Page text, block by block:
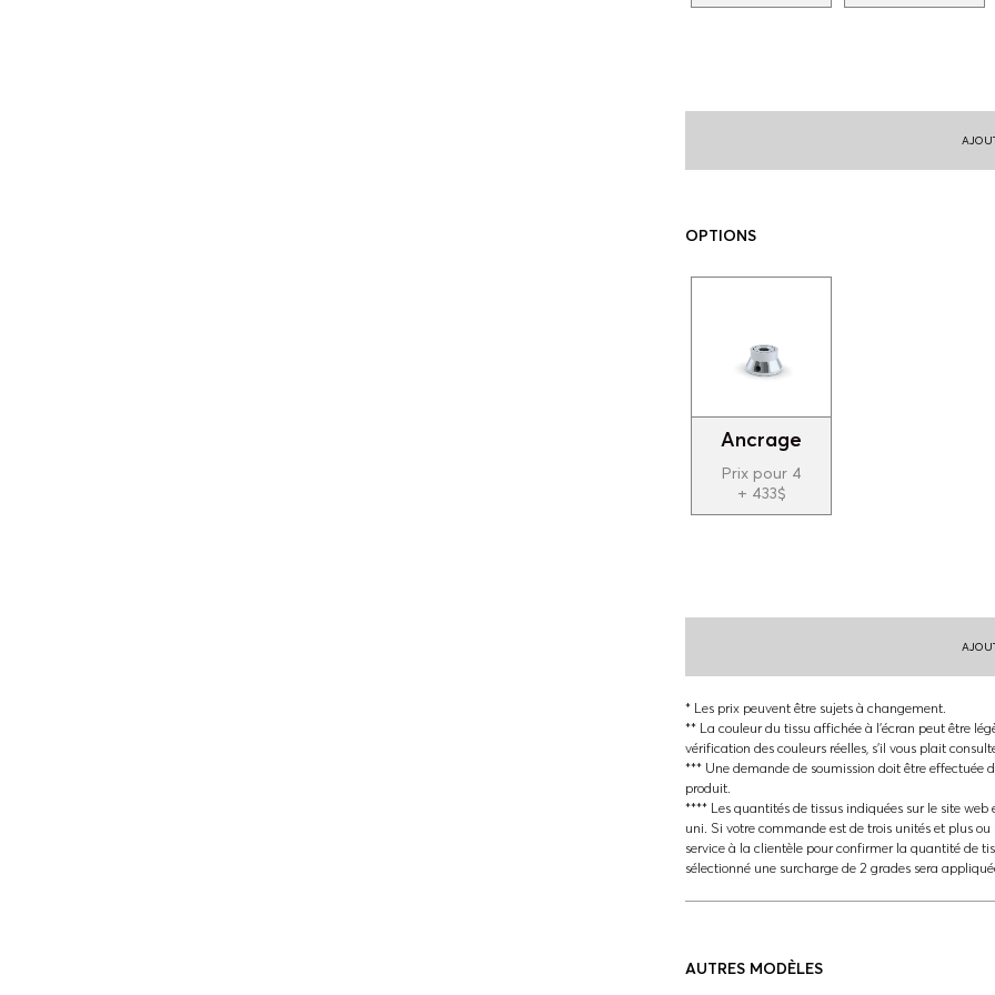
OPTIONS
Ancrage
Prix pour 4
+ 433$
* Les prix peuvent être sujets à changement.
** La couleur du tissu affichée à l'écran peut être
vérification des couleurs réelles, s'il vous plait
*** Une demande de soumission doit être effectuée
produit.
**** Les quantités de tissus indiquées sur le site
uni. Si votre commande est de trois unités et plus
service à la clientèle pour confirmer la quantité de
sélectionné une surcharge de 2 grades sera
AUTRES MODÈLES